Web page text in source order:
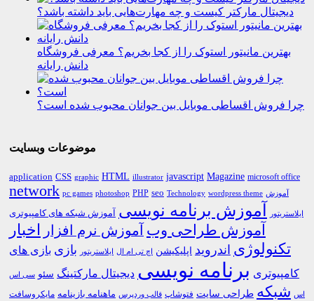
دیجیتال مارکتر کیست و چه مهارت‌هایی باید داشته باشد؟
بهترین مانیتور استوک را از کجا بخریم؟ معرفی فروشگاه
دانش رایانه
چرا فروش اقساطی موبایل بین جوانان محبوب شده است؟
موضوعات وبسایت
application CSS graphic HTML illustrator javascript Magazine microsoft office
network pc games photoshop PHP seo Technology wordpress theme آموزش
ایلاستریتور آموزش برنامه نویسی آموزش شبکه های کامپیوتری
آموزش طراحی وب آموزش نرم افزار اخبار
تکنولوژی اندروید اپلیکیشن اچ تی ام ال ایلاستریتور بازی بازی های
کامپیوتری برنامه نویسی دیجیتال مارکتینگ سئو سی اس
اس شبکه طراحی سایت فتوشاپ قالب وردپرس ماهنامه بازینامه مایکروسافت